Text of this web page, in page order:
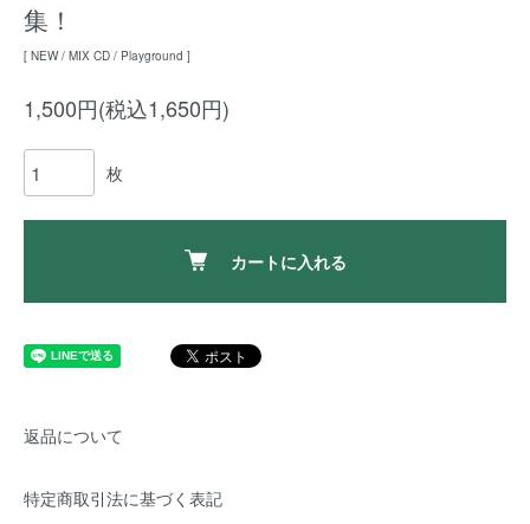
集！
[ NEW / MIX CD / Playground ]
1,500円(税込1,650円)
枚
カートに入れる
返品について
特定商取引法に基づく表記